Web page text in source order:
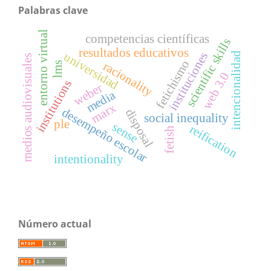
Palabras clave
universidad fetichismo
resultados educativos
desempeño escolarsocial inequality
racionality
weber
institutions instituciones
fetish
disposal reification
marx
media
medios audiovisuales scientific skills
competencias científicas
ple
lms
entorno virtual web 3.0
intentionality
sense
intencionalidad
Número actual